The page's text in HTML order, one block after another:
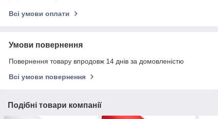
Всі умови оплати
Умови повернення
Повернення товару впродовж 14 днів за домовленістю
Всі умови повернення
Подібні товари компанії